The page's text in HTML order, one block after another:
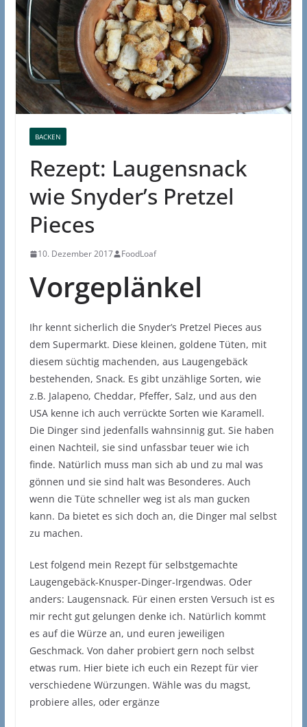
BACKEN
Rezept: Laugensnack
wie Snyder’s Pretzel
Pieces
10. Dezember 2017 FoodLoaf
Vorgeplänkel
Ihr kennt sicherlich die Snyder’s Pretzel Pieces aus
dem Supermarkt. Diese kleinen, goldene Tüten, mit
diesem süchtig machenden, aus Laugengebäck
bestehenden, Snack. Es gibt unzählige Sorten, wie
z.B. Jalapeno, Cheddar, Pfeffer, Salz, und aus den
USA kenne ich auch verrückte Sorten wie Karamell.
Die Dinger sind jedenfalls wahnsinnig gut. Sie haben
einen Nachteil, sie sind unfassbar teuer wie ich
finde. Natürlich muss man sich ab und zu mal was
gönnen und sie sind halt was Besonderes. Auch
wenn die Tüte schneller weg ist als man gucken
kann. Da bietet es sich doch an, die Dinger mal selbst
zu machen.
Lest folgend mein Rezept für selbstgemachte
Laugengebäck-Knusper-Dinger-Irgendwas. Oder
anders: Laugensnack. Für einen ersten Versuch ist es
mir recht gut gelungen denke ich. Natürlich kommt
es auf die Würze an, und euren jeweiligen
Geschmack. Von daher probiert gern noch selbst
etwas rum. Hier biete ich euch ein Rezept für vier
verschiedene Würzungen. Wähle was du magst,
probiere alles, oder ergänze